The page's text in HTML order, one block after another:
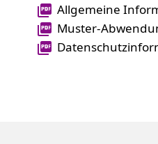
Allgemeine
Muster-